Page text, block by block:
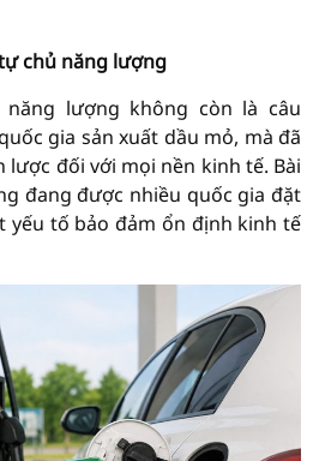
chủ năng lượng
lượng không còn là câu
gia sản xuất dầu mỏ, mà đã
lược đối với mọi nền kinh tế. Bài
đang được nhiều quốc gia đặt
yếu tố bảo đảm ổn định kinh tế